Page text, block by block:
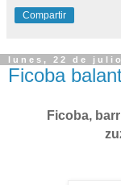
Compartir
lunes, 22 de
Ficoba
Ficoba,